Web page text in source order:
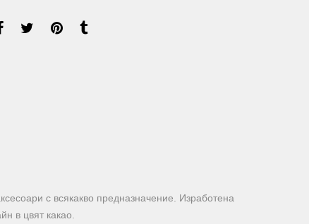
с всякакво предназначение. Изработена
в цвят какао.